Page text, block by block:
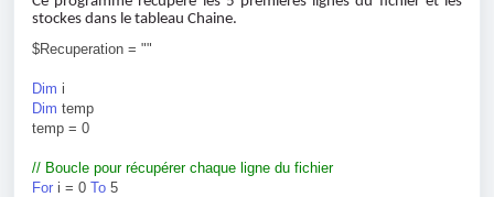
stockes dans le tableau Chaine.
$Recuperation = ""
Dim i
Dim temp
temp = 0
// Boucle pour récupérer chaque ligne du fichier
For i = 0 To 5